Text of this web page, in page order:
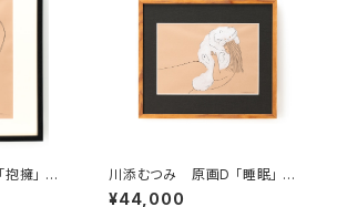
」 額
川添むつみ 原画D 「睡眠」 額
装込み、直筆サイン入り
¥44,000